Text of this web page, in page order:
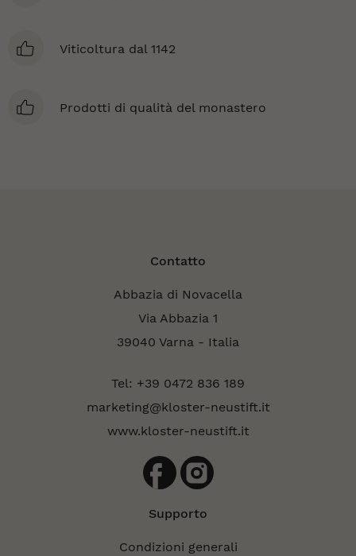
Viticoltura dal 1142
Prodotti di qualità del monastero
Contatto
Abbazia di Novacella
Via Abbazia 1
39040 Varna - Italia
Tel: +39 0472 836 189
marketing@kloster-neustift.it
www.kloster-neustift.it
Supporto
Condizioni generali